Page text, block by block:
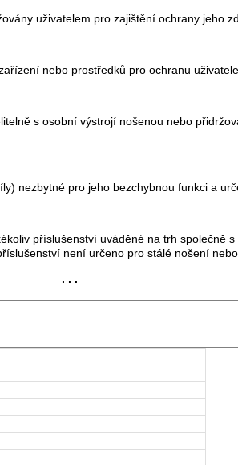
uživatelem pro zajištění ochrany jeho
nebo prostředků pro ochranu
s osobní výstrojí nošenou nebo
nezbytné pro jeho bezchybnou funkci a
příslušenství uváděné na trh společně
není určeno pro stálé nošení
. . .